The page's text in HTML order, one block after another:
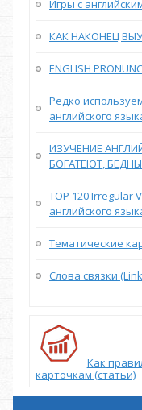
Игры с
КАК НАКОНЕЦ
ENGLISH
Редко
английского
ИЗУЧЕНИЕ
БОГАТЕЮТ,
TOP 120 Irregular
английского
Тематические
Слова связки
Как
карточкам (статьи)